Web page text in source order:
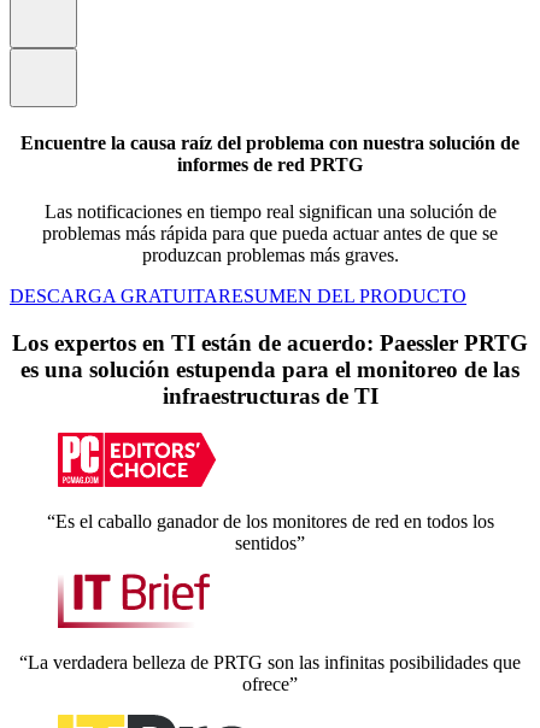
Encuentre la causa raíz del problema con nuestra solución de
informes de red PRTG
Las notificaciones en tiempo real significan una solución de
problemas más rápida para que pueda actuar antes de que se
produzcan problemas más graves.
DESCARGA GRATUITARESUMEN DEL PRODUCTO
Los expertos en TI están de acuerdo: Paessler PRTG
es una solución estupenda para el monitoreo de las
infraestructuras de TI
“Es el caballo ganador de los monitores de red en todos los
sentidos”
“La verdadera belleza de PRTG son las infinitas posibilidades que
ofrece”